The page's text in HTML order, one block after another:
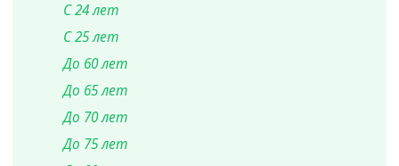
С 24 лет
С 25 лет
До 60 лет
До 65 лет
До 70 лет
До 75 лет